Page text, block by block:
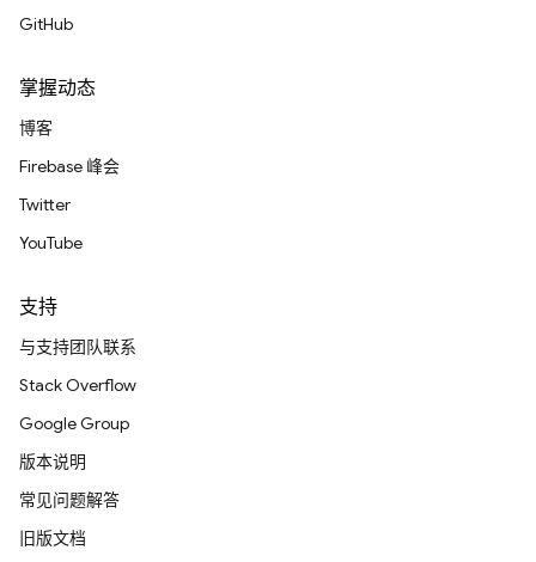
GitHub
掌握动态
博客
Firebase 峰会
Twitter
YouTube
支持
与支持团队联系
Stack Overflow
Google Group
版本说明
常见问题解答
旧版文档